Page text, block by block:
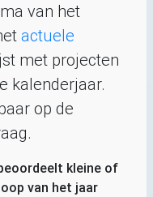
van het
actuele
met projecten
kalenderjaar.
op de
kleine of
van het jaar